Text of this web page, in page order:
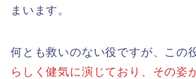
まいます。
何とも救いのない役ですが、この
らしく健気に演じており、その姿